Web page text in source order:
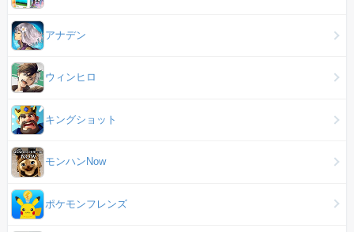
アナデン
ウィンヒロ
キングショット
モンハンNow
ポケモンフレンズ